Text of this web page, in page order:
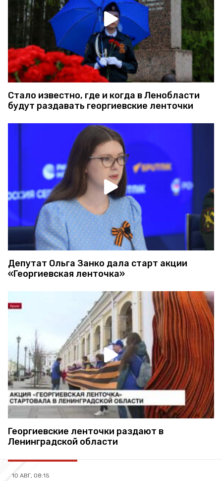
Стало известно, где и когда в Ленобласти
будут раздавать георгиевские ленточки
Депутат Ольга Занко дала старт акции
«Георгиевская ленточка»
Георгиевские ленточки раздают в
Ленинградской области
10 АВГ, 08:15